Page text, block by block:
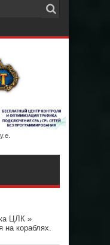
ЦЛК »
на кораблях.